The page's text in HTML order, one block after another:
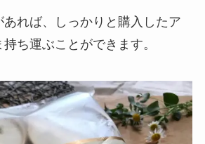
れば、しっかりと購入したア
ち運ぶことができます。